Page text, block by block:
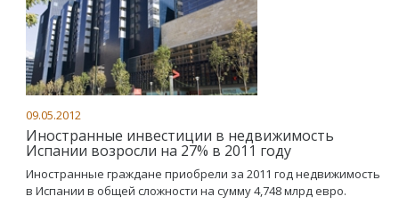
09.05.2012
Иностранные инвестиции в недвижимость
Испании возросли на 27% в 2011 году
Иностранные граждане приобрели за 2011 год недвижимость
в Испании в общей сложности на сумму 4,748 млрд евро.